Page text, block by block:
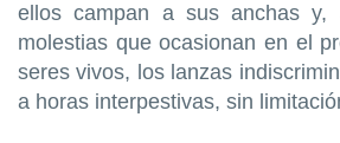
ellos campan a sus anchas y,
molestias que ocasionan en el
seres vivos, los lanzas
a horas interpestivas, sin